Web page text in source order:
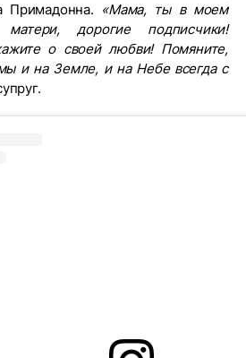
Примадонна. «Мама, ты в моем
дорогие подписчики!
о своей любви! Помяните,
и на Земле, и на Небе всегда с